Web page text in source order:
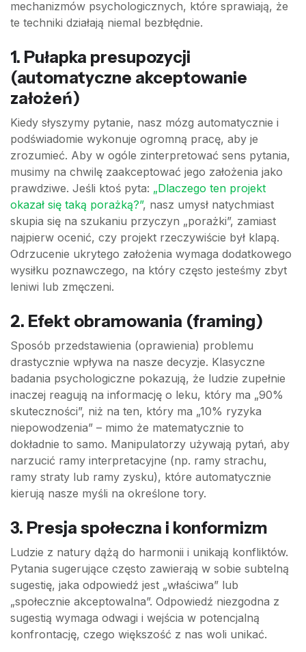
mechanizmów psychologicznych, które sprawiają, że
te techniki działają niemal bezbłędnie.
1. Pułapka presupozycji
(automatyczne akceptowanie
założeń)
Kiedy słyszymy pytanie, nasz mózg automatycznie i
podświadomie wykonuje ogromną pracę, aby je
zrozumieć. Aby w ogóle zinterpretować sens pytania,
musimy na chwilę zaakceptować jego założenia jako
prawdziwe. Jeśli ktoś pyta: „Dlaczego ten projekt
okazał się taką porażką?”, nasz umysł natychmiast
skupia się na szukaniu przyczyn „porażki”, zamiast
najpierw ocenić, czy projekt rzeczywiście był klapą.
Odrzucenie ukrytego założenia wymaga dodatkowego
wysiłku poznawczego, na który często jesteśmy zbyt
leniwi lub zmęczeni.
2. Efekt obramowania (framing)
Sposób przedstawienia (oprawienia) problemu
drastycznie wpływa na nasze decyzje. Klasyczne
badania psychologiczne pokazują, że ludzie zupełnie
inaczej reagują na informację o leku, który ma „90%
skuteczności”, niż na ten, który ma „10% ryzyka
niepowodzenia” – mimo że matematycznie to
dokładnie to samo. Manipulatorzy używają pytań, aby
narzucić ramy interpretacyjne (np. ramy strachu,
ramy straty lub ramy zysku), które automatycznie
kierują nasze myśli na określone tory.
3. Presja społeczna i konformizm
Ludzie z natury dążą do harmonii i unikają konfliktów.
Pytania sugerujące często zawierają w sobie subtelną
sugestię, jaka odpowiedź jest „właściwa” lub
„społecznie akceptowalna”. Odpowiedź niezgodna z
sugestią wymaga odwagi i wejścia w potencjalną
konfrontację, czego większość z nas woli unikać.